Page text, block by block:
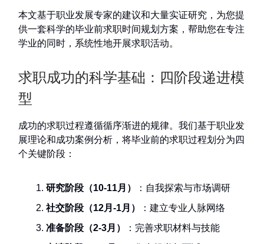
本文基于职业发展专家的建议和大量实证研究，为您提
供一套科学的毕业前求职时间规划方案，帮助您在专注
学业的同时，系统性地开展求职活动。
求职成功的科学基础：四阶段递进模
型
成功的求职过程遵循循序渐进的规律。我们基于职业发
展理论和成功案例分析，将毕业前的求职过程划分为四
个关键阶段：
研究阶段（10-11月）
：自我探索与市场调研
社交阶段（12月-1月）
：建立专业人脉网络
准备阶段（2-3月）
：完善求职材料与技能